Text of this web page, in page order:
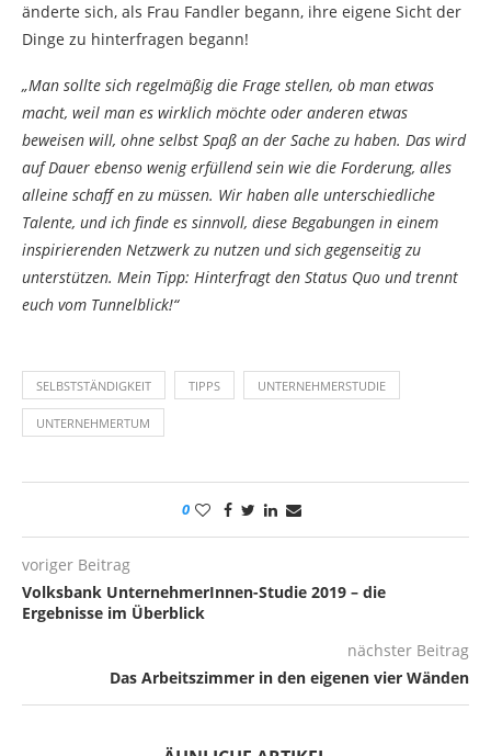
änderte sich, als Frau Fandler begann, ihre eigene Sicht der
Dinge zu hinterfragen begann!
„Man sollte sich regelmäßig die Frage stellen, ob man etwas
macht, weil man es wirklich möchte oder anderen etwas
beweisen will, ohne selbst Spaß an der Sache zu haben. Das wird
auf Dauer ebenso wenig erfüllend sein wie die Forderung, alles
alleine schaff en zu müssen. Wir haben alle unterschiedliche
Talente, und ich finde es sinnvoll, diese Begabungen in einem
inspirierenden Netzwerk zu nutzen und sich gegenseitig zu
unterstützen. Mein Tipp: Hinterfragt den Status Quo und trennt
euch vom Tunnelblick!“
SELBSTSTÄNDIGKEIT TIPPS UNTERNEHMERSTUDIE
UNTERNEHMERTUM
0
voriger Beitrag
Volksbank UnternehmerInnen-Studie 2019 – die
Ergebnisse im Überblick
nächster Beitrag
Das Arbeitszimmer in den eigenen vier Wänden